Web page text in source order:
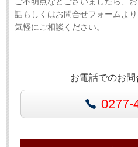
話もしくはお問合せフォームよ
気軽にご相談ください。
お電話でのお
0277-